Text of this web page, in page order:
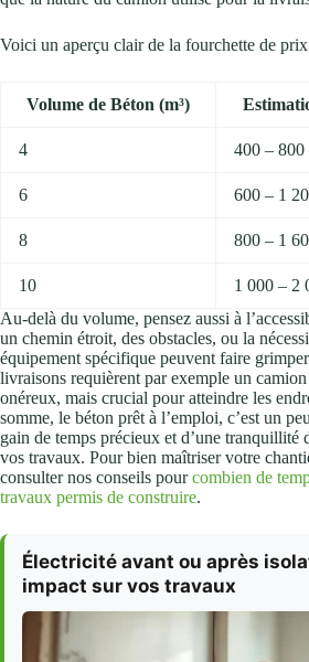
Voici un aperçu clair de la fourchette de
Volume de Béton (m³)
4 400 – 800
6 600 – 1
8 800 – 1
10
1 000 – 2
Au-delà du volume, pensez aussi à
un chemin étroit, des obstacles, ou la
équipement spécifique peuvent faire
livraisons requièrent par exemple un
onéreux, mais crucial pour atteindre les
somme, le béton prêt à l’emploi, c’est un
gain de temps précieux et d’une tranquillité
vos travaux. Pour bien maîtriser votre
consulter nos conseils pourcombien de
travaux permis de construire.
Électricité avant ou après
impact sur vos travaux